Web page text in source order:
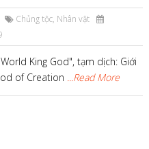
Chủng tộc, Nhân vật
King God", tạm dịch: Giới
of Creation ...Read More